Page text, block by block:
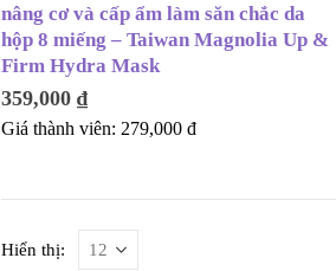
nâng cơ và cấp ẩm làm săn chắc da
hộp 8 miếng – Taiwan Magnolia Up &
Firm Hydra Mask
359,000 ₫
Giá thành viên: 279,000 đ
Hiển thị: